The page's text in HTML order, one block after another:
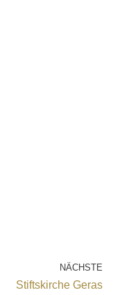
NÄCHSTE
Stiftskirche Geras